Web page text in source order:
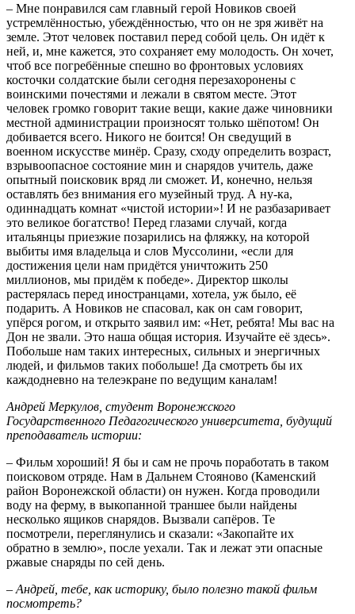
– Мне понравился сам главный герой Новиков своей
устремлённостью, убеждённостью, что он не зря живёт на
земле. Этот человек поставил перед собой цель. Он идёт к
ней, и, мне кажется, это сохраняет ему молодость. Он хочет,
чтоб все погребённые спешно во фронтовых условиях
косточки солдатские были сегодня перезахоронены с
воинскими почестями и лежали в святом месте. Этот
человек громко говорит такие вещи, какие даже чиновники
местной администрации произносят только шёпотом! Он
добивается всего. Никого не боится! Он сведущий в
военном искусстве минёр. Сразу, сходу определить возраст,
взрывоопасное состояние мин и снарядов учитель, даже
опытный поисковик вряд ли сможет. И, конечно, нельзя
оставлять без внимания его музейный труд. А ну-ка,
одиннадцать комнат «чистой истории»! И не разбазаривает
это великое богатство! Перед глазами случай, когда
итальянцы приезжие позарились на фляжку, на которой
выбиты имя владельца и слов Муссолини, «если для
достижения цели нам придётся уничтожить 250
миллионов, мы придём к победе». Директор школы
растерялась перед иностранцами, хотела, уж было, её
подарить. А Новиков не спасовал, как он сам говорит,
упёрся рогом, и открыто заявил им: «Нет, ребята! Мы вас на
Дон не звали. Это наша общая история. Изучайте её здесь».
Побольше нам таких интересных, сильных и энергичных
людей, и фильмов таких побольше! Да смотреть бы их
каждодневно на телеэкране по ведущим каналам!
Андрей Меркулов, студент Воронежского
Государственного Педагогического университета, будущий
преподаватель истории:
– Фильм хороший! Я бы и сам не прочь поработать в таком
поисковом отряде. Нам в Дальнем Стояново (Каменский
район Воронежской области) он нужен. Когда проводили
воду на ферму, в выкопанной траншее были найдены
несколько ящиков снарядов. Вызвали сапёров. Те
посмотрели, переглянулись и сказали: «Закопайте их
обратно в землю», после уехали. Так и лежат эти опасные
ржавые снаряды по сей день.
– Андрей, тебе, как историку, было полезно такой фильм
посмотреть?